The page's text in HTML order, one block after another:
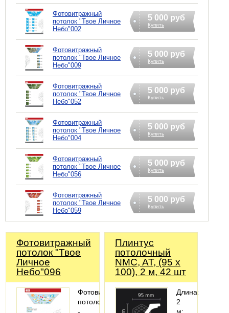
Фотовитражный
потолок "Твое Личное
Небо"002
5 000 руб
Купить
Фотовитражный
потолок "Твое Личное
Небо"009
5 000 руб
Купить
Фотовитражный
потолок "Твое Личное
Небо"052
5 000 руб
Купить
Фотовитражный
потолок "Твое Личное
Небо"004
5 000 руб
Купить
Фотовитражный
потолок "Твое Личное
Небо"056
5 000 руб
Купить
Фотовитражный
потолок "Твое Личное
Небо"059
5 000 руб
Купить
Фотовитражный
потолок "Твое
Личное
Небо"096
Фотовитражный
потолок
-
Плинтус
потолочный
NMC, AT, (95 х
100), 2 м, 42 шт
Длина:
2
м;